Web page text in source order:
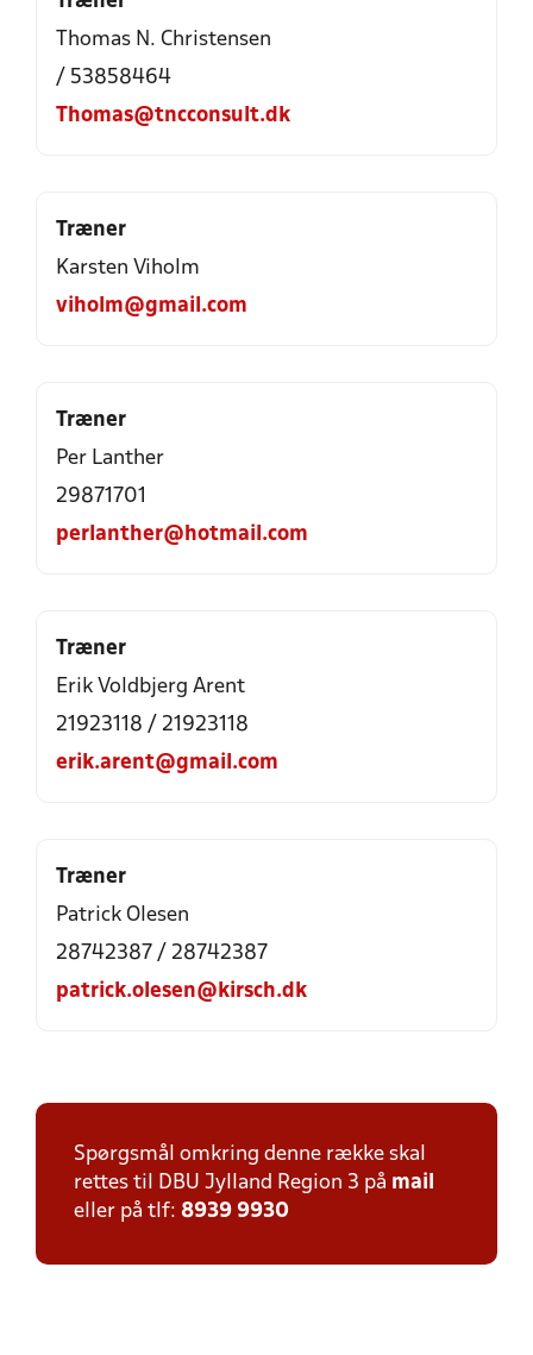
Thomas N. Christensen
/ 53858464
Thomas@tncconsult.dk
Træner
Karsten Viholm
viholm@gmail.com
Træner
Per Lanther
29871701
perlanther@hotmail.com
Træner
Erik Voldbjerg Arent
21923118 / 21923118
erik.arent@gmail.com
Træner
Patrick Olesen
28742387 / 28742387
patrick.olesen@kirsch.dk
Spørgsmål omkring denne række skal
rettes til DBU Jylland Region 3 på mail
eller på tlf: 8939 9930